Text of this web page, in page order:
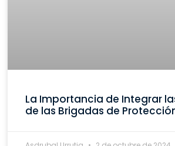
La Importancia de Integrar
de las Brigadas de